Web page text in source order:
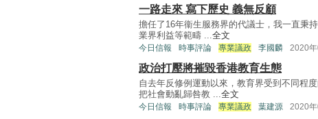
一路走來 寫下歷史 義無反顧
擔任了16年衞生服務界的代議士，我一直秉
業界利益等範疇 ...全文
今日信報 時事評論 專業議政 李國麟 2020
政治打壓將摧毀香港教育生態
自去年反修例運動以來，教育界受到不同程
把社會動亂歸咎教 ...全文
今日信報 時事評論 專業議政 葉建源 2020